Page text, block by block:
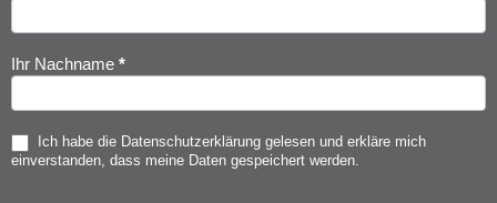
Ihr Nachname *
Ich habe die Datenschutzerklärung gelesen und erkläre mich
einverstanden, dass meine Daten gespeichert werden.